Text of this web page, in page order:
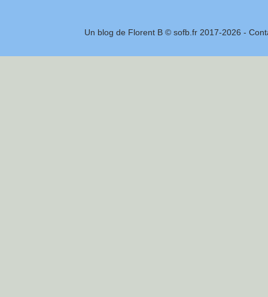
Un blog de Florent B © sofb.fr 2017-2026 -